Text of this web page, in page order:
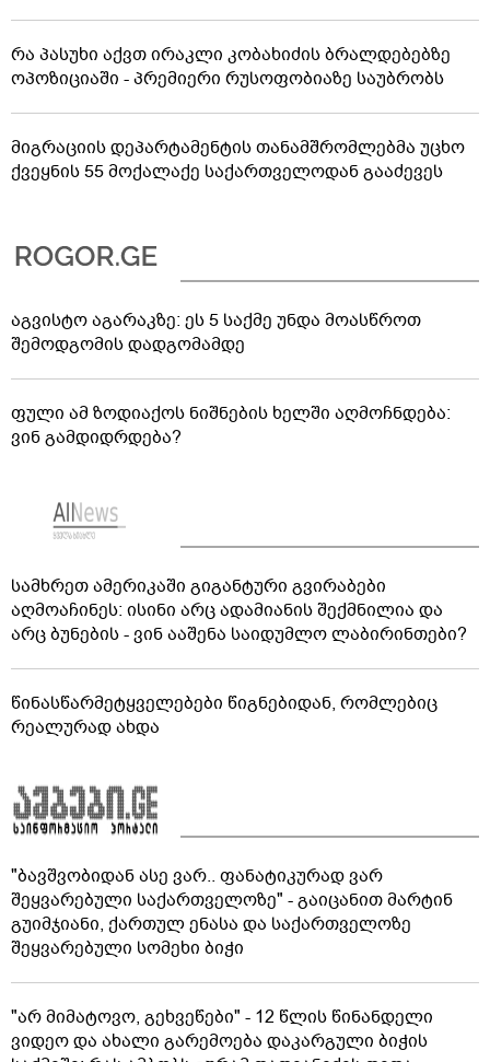
რა პასუხი აქვთ ირაკლი კობახიძის ბრალდებებზე
ოპოზიციაში - პრემიერი რუსოფობიაზე საუბრობს
მიგრაციის დეპარტამენტის თანამშრომლებმა უცხო
ქვეყნის 55 მოქალაქე საქართველოდან გააძევეს
აგვისტო აგარაკზე: ეს 5 საქმე უნდა მოასწროთ
შემოდგომის დადგომამდე
ფული ამ ზოდიაქოს ნიშნების ხელში აღმოჩნდება:
ვინ გამდიდრდება?
სამხრეთ ამერიკაში გიგანტური გვირაბები
აღმოაჩინეს: ისინი არც ადამიანის შექმნილია და
არც ბუნების - ვინ ააშენა საიდუმლო ლაბირინთები?
წინასწარმეტყველებები წიგნებიდან, რომლებიც
რეალურად ახდა
"ბავშვობიდან ასე ვარ.. ფანატიკურად ვარ
შეყვარებული საქართველოზე" - გაიცანით მარტინ
გუიმჯიანი, ქართულ ენასა და საქართველოზე
შეყვარებული სომეხი ბიჭი
"არ მიმატოვო, გეხვეწები" - 12 წლის წინანდელი
ვიდეო და ახალი გარემოება დაკარგული ბიჭის